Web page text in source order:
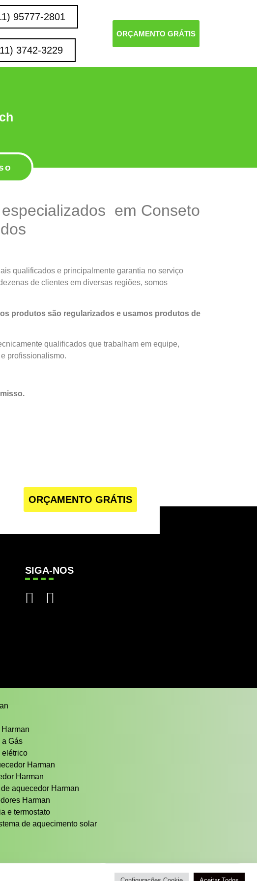
95777-2801
3742-3229
ORÇAMENTO GRÁTIS
em Conseto
qualificados e principalmente garantia no serviço
de clientes em diversas regiões, somos
produtos são regularizados e usamos produtos de
qualificados que trabalham em equipe,
profissionalismo.
ORÇAMENTO GRÁTIS
SIGA-NOS
a Gás
elétrico
Harman
Harman
aquecedor Harman
Harman
e termostato
de aquecimento solar
Atendimento / Orçamento Via WhatsApp